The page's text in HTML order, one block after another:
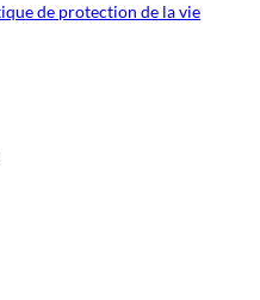
de protection de la vie